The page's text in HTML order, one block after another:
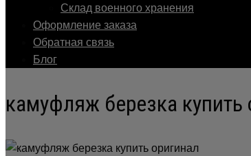
Склад военного хранения
Оформление заказа
Обратная связь
Блог
камуфляж березка купить